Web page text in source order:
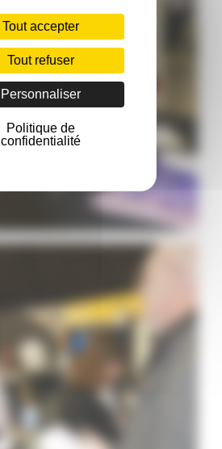
Tout accepter
Tout refuser
Personnaliser
Politique de
confidentialité